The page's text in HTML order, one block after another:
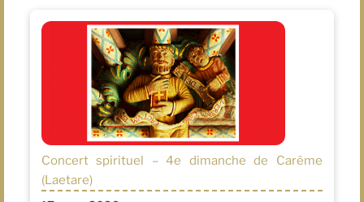
Concert spirituel – 4e dimanche de Carême
(Laetare)